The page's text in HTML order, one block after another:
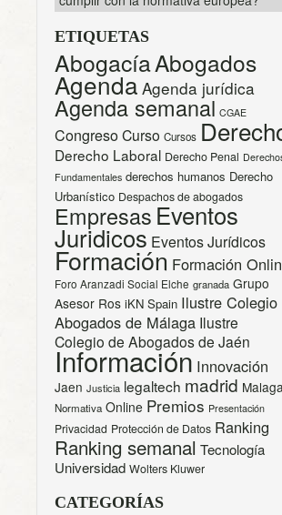
ETIQUETAS
AbogacíaAbogados
Agenda Agenda jurídica
Agenda semanal CGAE
CongresoCurso Cursos
Derecho Laboral Derecho Penal
Fundamentales derechos humanos Derecho
Urbanístico Despachos de abogados
Empresas Eventos
Juridicos Eventos Jurídicos
Formación Formación
Foro Aranzadi Social Elche granada Grupo
Asesor Ros iKN Spain Ilustre Colegio
Abogados de Málaga Ilustre
Colegio de Abogados de Jaén
Información Innovación
Jaen Justicia legaltech madrid Malaga
Normativa Online Premios Presentación
Privacidad Protección de Datos Ranking
Ranking semanal Tecnología
Universidad Wolters Kluwer
CATEGORÍAS